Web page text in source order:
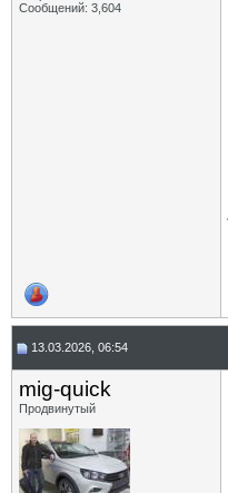
Сообщений: 3,604
13.03.2026, 06:54
mig-quick
Продвинутый